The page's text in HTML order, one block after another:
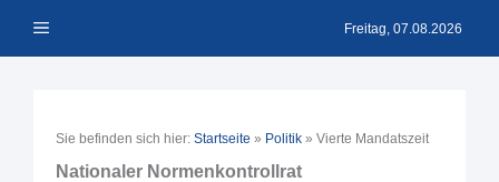
Inhalt Menü Freitag, 07.08.2026
Sie befinden sich hier: Startseite » Politik » Vierte Mandatszeit
Nationaler Normenkontrollrat